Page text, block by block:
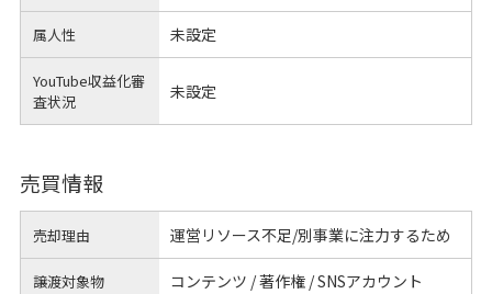
属人性 未設定
YouTube収益化審
査状況
未設定
売買情報
売却理由 運営リソース不足/別事業に注力するため
譲渡対象物 コンテンツ / 著作権 / SNSアカウント